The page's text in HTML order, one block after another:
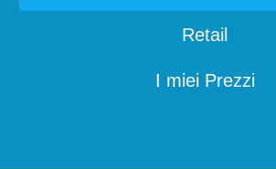
Retail
I miei Prezzi